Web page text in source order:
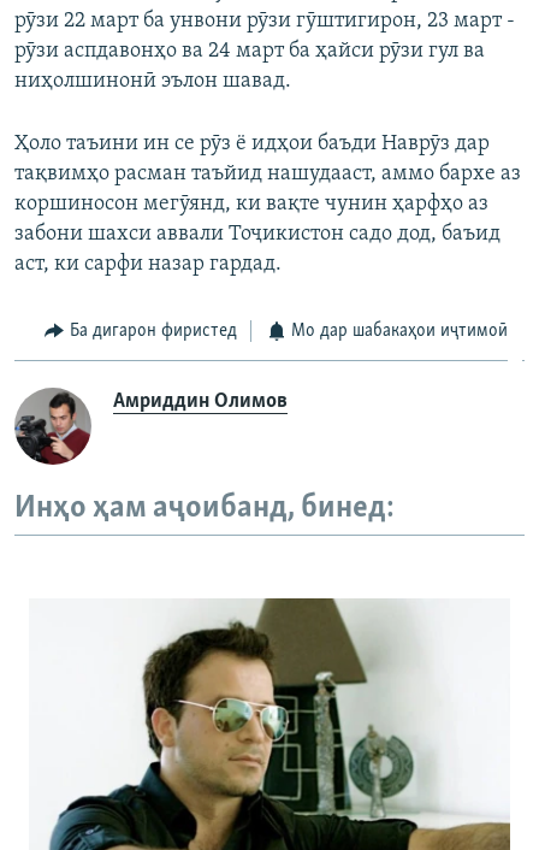
рӯзи 22 март ба унвони рӯзи гӯштигирон, 23 март -
рӯзи аспдавонҳо ва 24 март ба ҳайси рӯзи гул ва
ниҳолшинонӣ эълон шавад.
Ҳоло таъини ин се рӯз ё идҳои баъди Наврӯз дар
тақвимҳо расман таъйид нашудааст, аммо бархе аз
коршиносон мегӯянд, ки вақте чунин ҳарфҳо аз
забони шахси аввали Тоҷикистон садо дод, баъид
аст, ки сарфи назар гардад.
Ба дигарон фиристед Мо дар шабакаҳои иҷтимоӣ
Амриддин Олимов
Инҳо ҳам аҷоибанд, бинед: